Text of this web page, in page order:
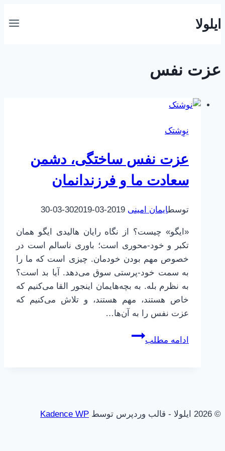
بهایلولا
عزت نفس
نِوِشتک
عزت نفس ساختگی، دشمن
سعادت ما و فرزندانمان
توسطایمان امینی 2019-03-30
2019-03-30
«ایگو» چیست؟ از نگاه رایان هالیدی ایگو همان
تکبر و خود-محوری است؛ باوری ناسالم است در
خصوص مهم بودن خودمان. چیزی است که ما را
به سمت خود-پرستی سوق می‌دهد. آیا بد است؟
به نظرم بله. به بچه‌هایمان اینجور القا می‌کنیم که
خاص هستند، مهم هستند، و تلاش می‌کنیم که
عزت نفس را به آن‌ها…
ادامه مطلب
عزت
و
© 2026 ایلولا - قالب وردپرس توسط Kadence WP